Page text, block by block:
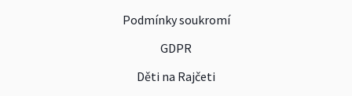
Podmínky soukromí
GDPR
Děti na Rajčeti